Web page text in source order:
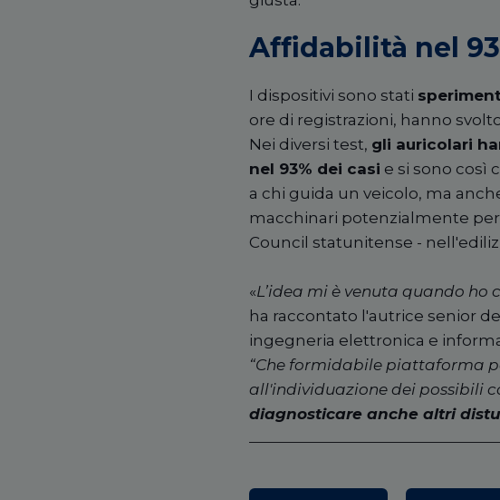
Affidabilità nel
I dispositivi sono stati
ore di registrazioni, hanno
Nei diversi test, gli auricolari
nel 93% dei casi e si sono così
a chi guida un veicolo, ma
macchinari potenzialmente
Council statunitense -
«L’idea mi è venuta quando
ha raccontato l'autrice senior
ingegneria elettronica e
“Che formidabile piattaforma
all'individuazione dei possibili
diagnosticare anche altri